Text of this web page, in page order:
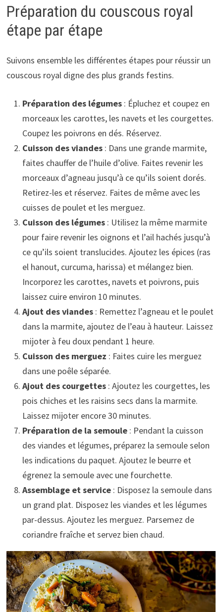
Préparation du couscous royal
étape par étape
Suivons ensemble les différentes étapes pour réussir un
couscous royal digne des plus grands festins.
Préparation des légumes: Épluchez et coupez en
morceaux les carottes, les navets et les courgettes.
Coupez les poivrons en dés. Réservez.
Cuisson des viandes: Dans une grande marmite,
faites chauffer de l’huile d’olive. Faites revenir les
morceaux d’agneau jusqu’à ce qu’ils soient dorés.
Retirez-les et réservez. Faites de même avec les
cuisses de poulet et les merguez.
Cuisson des légumes: Utilisez la même marmite
pour faire revenir les oignons et l’ail hachés jusqu’à
ce qu’ils soient translucides. Ajoutez les épices (ras
el hanout, curcuma, harissa) et mélangez bien.
Incorporez les carottes, navets et poivrons, puis
laissez cuire environ 10 minutes.
Ajout des viandes: Remettez l’agneau et le poulet
dans la marmite, ajoutez de l’eau à hauteur. Laissez
mijoter à feu doux pendant 1 heure.
Cuisson des merguez : Faites cuire les merguez
dans une poêle séparée.
Ajout des courgettes: Ajoutez les courgettes, les
pois chiches et les raisins secs dans la marmite.
Laissez mijoter encore 30 minutes.
Préparation de la semoule: Pendant la cuisson
des viandes et légumes, préparez la semoule selon
les indications du paquet. Ajoutez le beurre et
égrenez la semoule avec une fourchette.
Assemblage et service: Disposez la semoule dans
un grand plat. Disposez les viandes et les légumes
par-dessus. Ajoutez les merguez. Parsemez de
coriandre fraîche et servez bien chaud.